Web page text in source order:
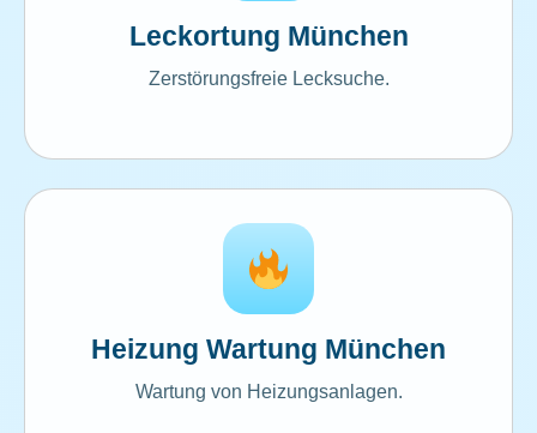
Leckortung München
Zerstörungsfreie Lecksuche.
Heizung Wartung München
Wartung von Heizungsanlagen.